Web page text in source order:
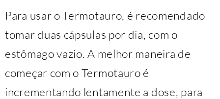
Para usar o Termotauro, é recomendado
tomar duas cápsulas por dia, com o
estômago vazio. A melhor maneira de
começar com o Termotauro é
incrementando lentamente a dose, para